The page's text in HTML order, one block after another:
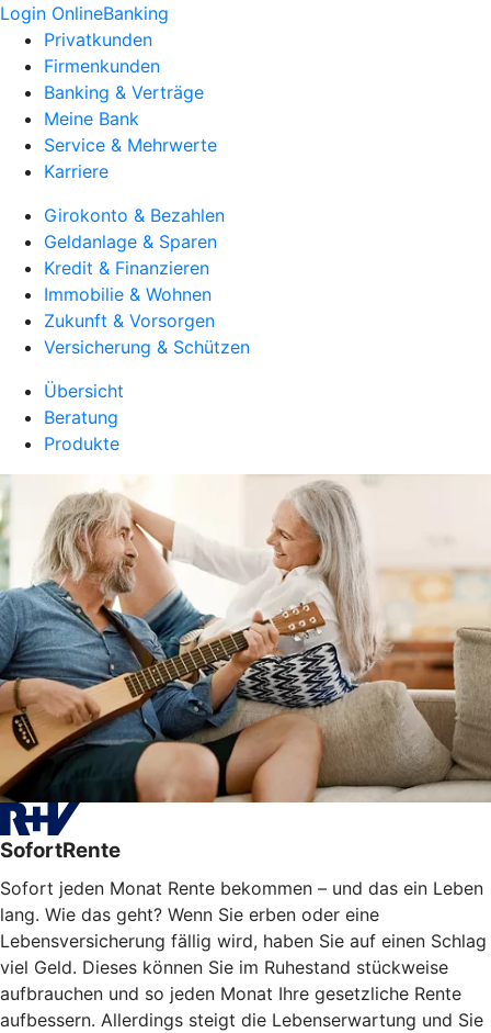
Login OnlineBanking
Privatkunden
Firmenkunden
Banking & Verträge
Meine Bank
Service & Mehrwerte
Karriere
Girokonto & Bezahlen
Geldanlage & Sparen
Kredit & Finanzieren
Immobilie & Wohnen
Zukunft & Vorsorgen
Versicherung & Schützen
Übersicht
Beratung
Produkte
SofortRente
Sofort jeden Monat Rente bekommen – und das ein Leben
lang. Wie das geht? Wenn Sie erben oder eine
Lebensversicherung fällig wird, haben Sie auf einen Schlag
viel Geld. Dieses können Sie im Ruhestand stückweise
aufbrauchen und so jeden Monat Ihre gesetzliche Rente
aufbessern. Allerdings steigt die Lebenserwartung und Sie